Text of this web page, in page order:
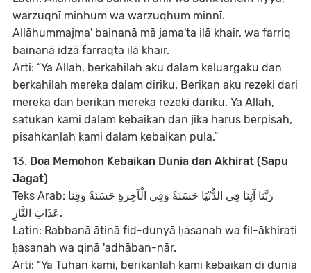
warzuqnī minhum wa warzuqhum minnī.
Allāhummajma' bainanā mā jama'ta ilā khair, wa farriq
bainanā idzā farraqta ilā khair.
Arti: “Ya Allah, berkahilah aku dalam keluargaku dan
berkahilah mereka dalam diriku. Berikan aku rezeki dari
mereka dan berikan mereka rezeki dariku. Ya Allah,
satukan kami dalam kebaikan dan jika harus berpisah,
pisahkanlah kami dalam kebaikan pula.”
13. Doa Memohon Kebaikan Dunia dan Akhirat (Sapu
Jagat)
Teks Arab: رَبَّنَا آتِنَا فِي الدُّنْيَا حَسَنَةً وَفِي الْآخِرَةِ حَسَنَةً وَقِنَا
عَذَابَ النَّارِ.
Latin: Rabbanā ātinā fid-dunyā ḥasanah wa fil-ākhirati
ḥasanah wa qinā 'adhāban-nār.
Arti: “Ya Tuhan kami, berikanlah kami kebaikan di dunia